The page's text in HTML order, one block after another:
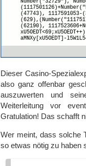
Dieser Casino-
also ganz offenbar
auszuwerten und
Weiterleitung vor
Gratulation! Das schafft
Wer meint, dass solche
so etwas nötig zu haben